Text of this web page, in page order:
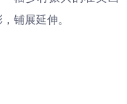
铺展延伸。